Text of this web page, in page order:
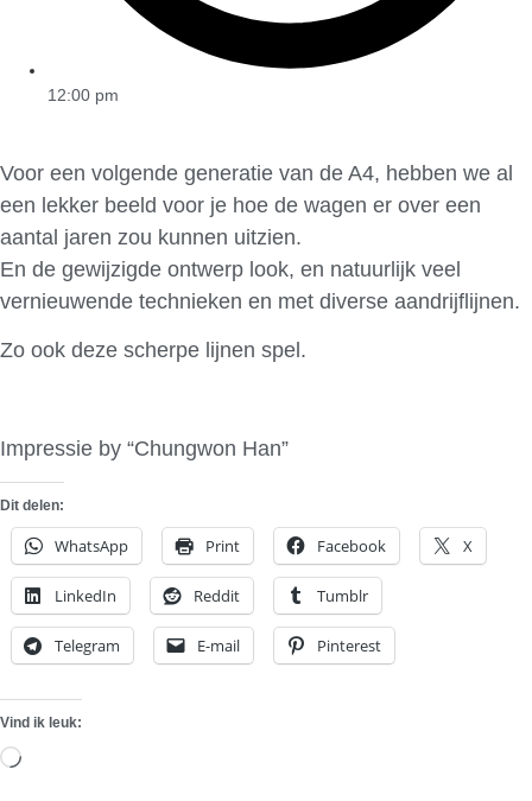
12:00 pm
Voor een volgende generatie van de A4, hebben we al
een lekker beeld voor je hoe de wagen er over een
aantal jaren zou kunnen uitzien.
En de gewijzigde ontwerp look, en natuurlijk veel
vernieuwende technieken en met diverse aandrijflijnen.
Zo ook deze scherpe lijnen spel.
Impressie by “Chungwon Han”
Dit delen:
WhatsApp Print Facebook X
LinkedIn Reddit Tumblr
Telegram E-mail Pinterest
Vind ik leuk:
Aan